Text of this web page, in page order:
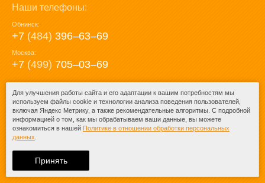
Наши телефоны:
Обнинск:
+7 (484) 396‒63‒69
Москва:
+7 (499) 705‒03‒69
E-mail:
mail@posuda40.ru
При любом копировании информации
ссылка на
Для улучшения работы сайта и его адаптации к вашим потребностям мы
используем файлы cookie и технологии анализа поведения пользователей,
включая Яндекс Метрику, а также рекомендательные алгоритмы. С подробной
информацией о том, как мы обрабатываем ваши данные, вы можете
ознакомиться в нашей Политике в отношении обработки персональных
данных
Принять